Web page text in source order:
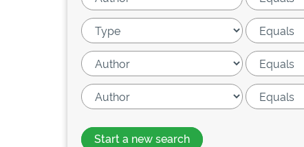
Start a new search